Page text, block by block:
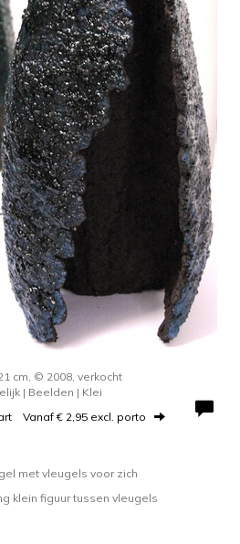
cm, © 2008, verkocht
| Beelden | Klei
Vanaf € 2,95 excl. porto
met vleugels voor zich
klein figuur tussen vleugels